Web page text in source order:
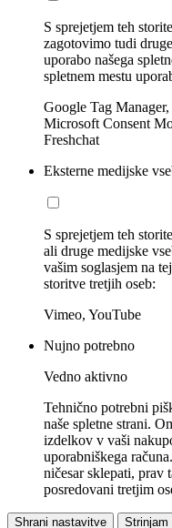
S sprejetjem teh
zagotovimo tudi
uporabo našega
spletnem mestu
Google Tag
Microsoft Consent
Freshchat
Eksterne medijske
S sprejetjem teh
ali druge medijske
vašim soglasjem na
storitve tretjih oseb:
Vimeo, YouTube
Nujno potrebno
Vedno aktivno
Tehnično potrebni
naše spletne strani.
izdelkov v vaši
uporabniškega
ničesar sklepati, prav
posredovani tretjim
Shrani nastavitve Strinjam